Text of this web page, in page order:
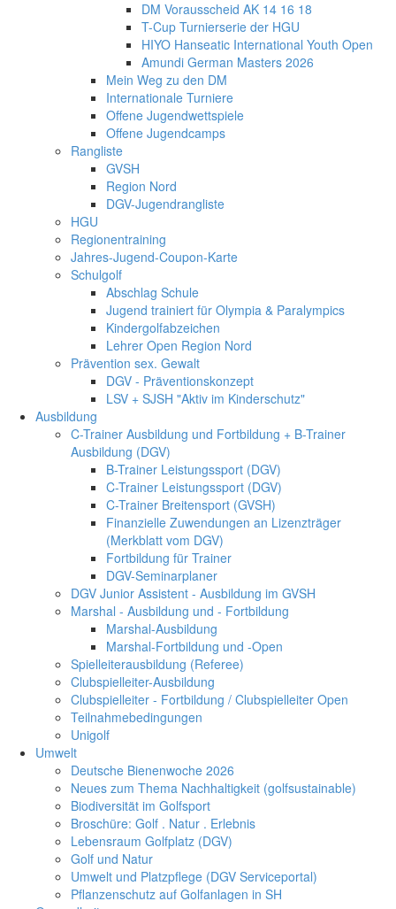
DM Vorausscheid AK 14 16 18
T-Cup Turnierserie der HGU
HIYO Hanseatic International Youth Open
Amundi German Masters 2026
Mein Weg zu den DM
Internationale Turniere
Offene Jugendwettspiele
Offene Jugendcamps
Rangliste
GVSH
Region Nord
DGV-Jugendrangliste
HGU
Regionentraining
Jahres-Jugend-Coupon-Karte
Schulgolf
Abschlag Schule
Jugend trainiert für Olympia & Paralympics
Kindergolfabzeichen
Lehrer Open Region Nord
Prävention sex. Gewalt
DGV - Präventionskonzept
LSV + SJSH "Aktiv im Kinderschutz"
Ausbildung
C-Trainer Ausbildung und Fortbildung + B-Trainer
Ausbildung (DGV)
B-Trainer Leistungssport (DGV)
C-Trainer Leistungssport (DGV)
C-Trainer Breitensport (GVSH)
Finanzielle Zuwendungen an Lizenzträger
(Merkblatt vom DGV)
Fortbildung für Trainer
DGV-Seminarplaner
DGV Junior Assistent - Ausbildung im GVSH
Marshal - Ausbildung und - Fortbildung
Marshal-Ausbildung
Marshal-Fortbildung und -Open
Spielleiterausbildung (Referee)
Clubspielleiter-Ausbildung
Clubspielleiter - Fortbildung / Clubspielleiter Open
Teilnahmebedingungen
Unigolf
Umwelt
Deutsche Bienenwoche 2026
Neues zum Thema Nachhaltigkeit (golfsustainable)
Biodiversität im Golfsport
Broschüre: Golf . Natur . Erlebnis
Lebensraum Golfplatz (DGV)
Golf und Natur
Umwelt und Platzpflege (DGV Serviceportal)
Pflanzenschutz auf Golfanlagen in SH